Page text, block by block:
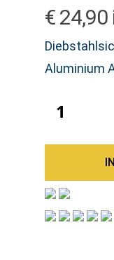
€ 24,90
Aluminium